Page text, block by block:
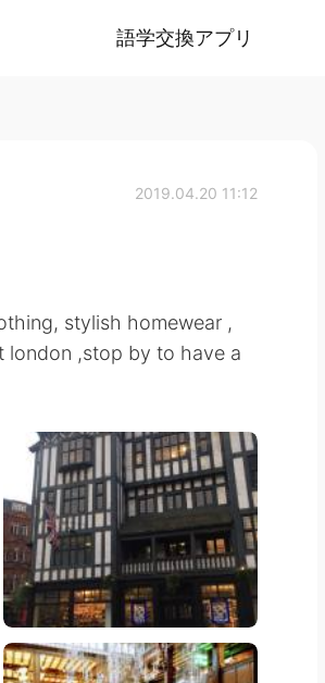
語学交換アプリ
2019.04.20 11:12
stylish homewear ,
london ,stop by to have a